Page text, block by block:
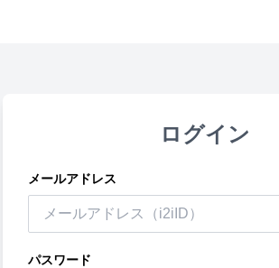
ログイン
メールアドレス
パスワード